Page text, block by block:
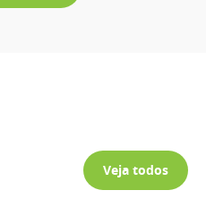
Veja todos